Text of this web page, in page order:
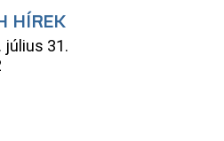
HÍREK
július 31.